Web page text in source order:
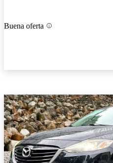
Buena oferta